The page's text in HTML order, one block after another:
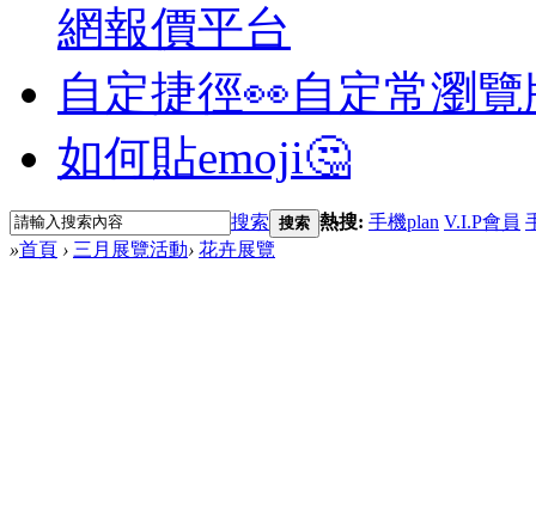
網報價平台
自定捷徑👀自定常瀏
如何貼emoji🤔
搜索 搜索 熱搜: 手機plan V.I.P會員
»首頁 › 三月展覽活動› 花卉展覽